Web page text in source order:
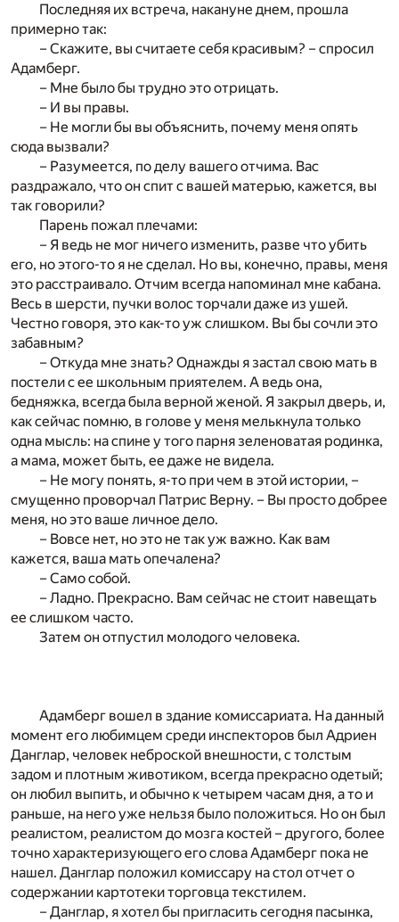
Последняя их встреча, накануне днем, прошла
примерно так:
– Скажите, вы считаете себя красивым? – спросил
Адамберг.
– Мне было бы трудно это отрицать.
– И вы правы.
– Не могли бы вы объяснить, почему меня опять
сюда вызвали?
– Разумеется, по делу вашего отчима. Вас
раздражало, что он спит с вашей матерью, кажется, вы
так говорили?
Парень пожал плечами:
– Я ведь не мог ничего изменить, разве что убить
его, но этого-то я не сделал. Но вы, конечно, правы, меня
это расстраивало. Отчим всегда напоминал мне кабана.
Весь в шерсти, пучки волос торчали даже из ушей.
Честно говоря, это как-то уж слишком. Вы бы сочли это
забавным?
– Откуда мне знать? Однажды я застал свою мать в
постели с ее школьным приятелем. А ведь она,
бедняжка, всегда была верной женой. Я закрыл дверь, и,
как сейчас помню, в голове у меня мелькнула только
одна мысль: на спине у того парня зеленоватая родинка,
а мама, может быть, ее даже не видела.
– Не могу понять, я-то при чем в этой истории, –
смущенно проворчал Патрис Верну. – Вы просто добрее
меня, но это ваше личное дело.
– Вовсе нет, но это не так уж важно. Как вам
кажется, ваша мать опечалена?
– Само собой.
– Ладно. Прекрасно. Вам сейчас не стоит навещать
ее слишком часто.
Затем он отпустил молодого человека.
Адамберг вошел в здание комиссариата. На данный
момент его любимцем среди инспекторов был Адриен
Данглар, человек неброской внешности, с толстым
задом и плотным животиком, всегда прекрасно одетый;
он любил выпить, и обычно к четырем часам дня, а то и
раньше, на него уже нельзя было положиться. Но он был
реалистом, реалистом до мозга костей – другого, более
точно характеризующего его слова Адамберг пока не
нашел. Данглар положил комиссару на стол отчет о
содержании картотеки торговца текстилем.
– Данглар, я хотел бы пригласить сегодня пасынка,